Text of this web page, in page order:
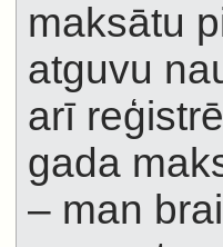
maksātu
atguvu
arī
gada
– man